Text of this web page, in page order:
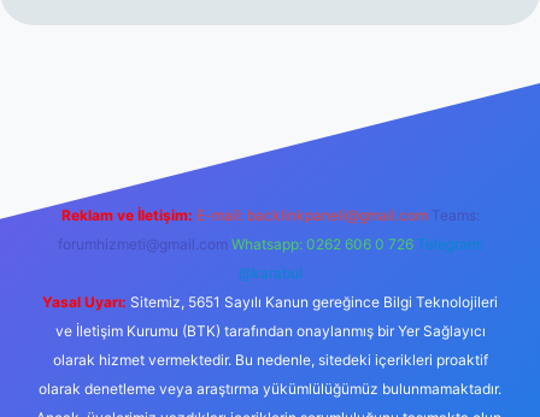
Reklam ve İletişim: E-mail: backlinkpaneli@gmail.com Teams:
forumhizmeti@gmail.com Whatsapp: 0262 606 0 726 Telegram:
@karabul
Yasal Uyarı: Sitemiz, 5651 Sayılı Kanun gereğince Bilgi Teknolojileri
ve İletişim Kurumu (BTK) tarafından onaylanmış bir Yer Sağlayıcı
olarak hizmet vermektedir. Bu nedenle, sitedeki içerikleri proaktif
olarak denetleme veya araştırma yükümlülüğümüz bulunmamaktadır.